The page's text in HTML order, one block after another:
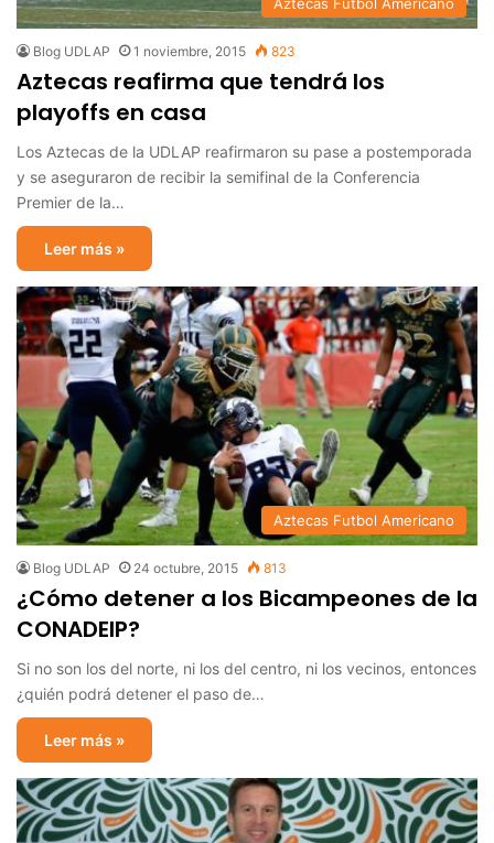
Blog UDLAP 1 noviembre, 2015 823
Aztecas reafirma que tendrá los
playoffs en casa
Los Aztecas de la UDLAP reafirmaron su pase a postemporada
y se aseguraron de recibir la semifinal de la Conferencia
Premier de la…
Leer más »
Aztecas Futbol Americano
Blog UDLAP 24 octubre, 2015 813
¿Cómo detener a los Bicampeones de la
CONADEIP?
Si no son los del norte, ni los del centro, ni los vecinos, entonces
¿quién podrá detener el paso de…
Leer más »